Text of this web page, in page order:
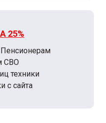
25%
СВО
техники
с сайта